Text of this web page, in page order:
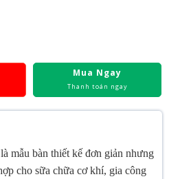
Mua Ngay
Thanh toán ngay
mẫu bàn thiết kế đơn giản nhưng
cho sữa chữa cơ khí, gia công